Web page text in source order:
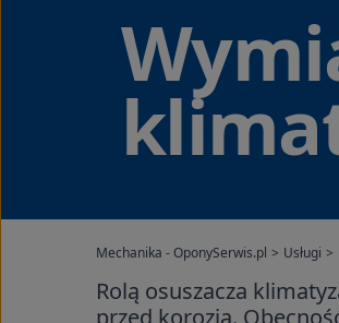
Mechanika - OponySerwis.pl > Usługi >
Rolą osuszacza
przed korozją.